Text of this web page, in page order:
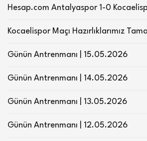
Hesap.com Antalyaspor 1-0
Kocaelispor Maçı Hazırlıklarımız
Günün Antrenmanı | 15.05.2026
Günün Antrenmanı | 14.05.2026
Günün Antrenmanı | 13.05.2026
Günün Antrenmanı | 12.05.2026